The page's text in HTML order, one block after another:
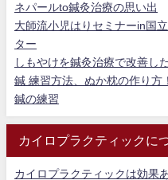
ネパールto鍼灸治療の思い出
大師流小児はりセミナーin国
ター
しもやけを鍼灸治療で改善し
鍼 練習方法、ぬか枕の作り方
鍼の練習
カイロプラクティックに
カイロプラクティックは効果